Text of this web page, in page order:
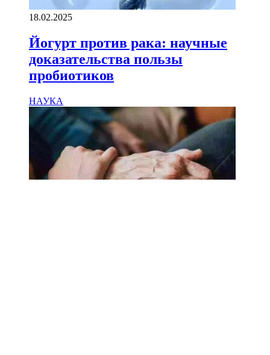
18.02.2025
Йогурт против рака: научные
доказательства пользы
пробиотиков
НАУКА